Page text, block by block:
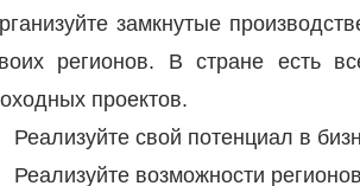
замкнутые
регионов. В стране есть
проектов.
Реализуйте свой потенциал в
Реализуйте возможности